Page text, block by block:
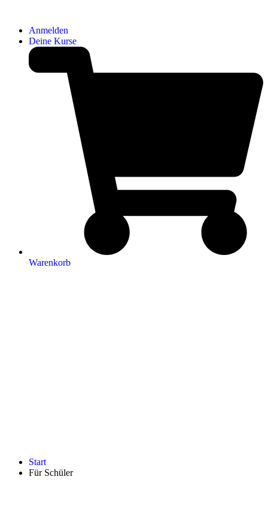
Anmelden
Deine Kurse
Warenkorb
Start
Für Schüler